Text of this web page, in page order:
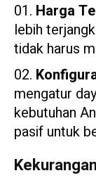
Harga
lebih
tidak harus
mengatur
kebutuhan
pasif untuk